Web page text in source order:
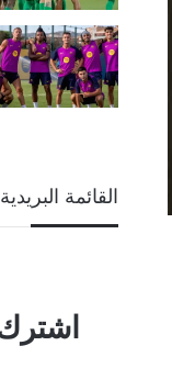
القائمة البريدية